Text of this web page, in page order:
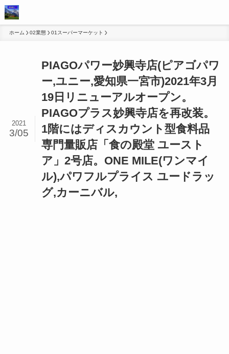
ホーム 02業態 01スーパーマーケット
PIAGOパワー妙興寺店(ピアゴパワ
ー,ユニー,愛知県一宮市)2021年3月
19日リニューアルオープン。
PIAGOプラス妙興寺店を再改装。
1階にはディスカウント型食料品
専門量販店「食の殿堂 ユースト
ア」2号店。ONE MILE(ワンマイ
ル),パワフルプライス ユードラッ
グ,カーニバル,
2021
3/05